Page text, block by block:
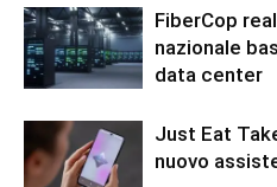
FiberCop
nazionale
data center
Just Eat
nuovo